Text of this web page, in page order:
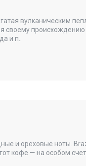
вулканическим
своему
и п..
и ореховые ноты.
кофе — на особом